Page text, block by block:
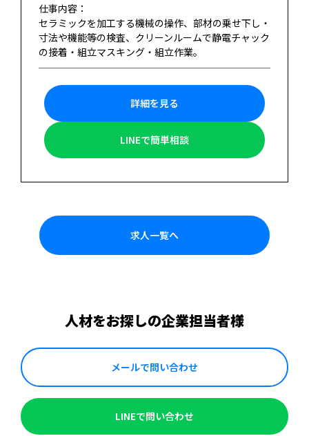
仕事内容：
セラミックを加工する機械の操作、部材の乗せ下し・
寸法や機能等の検査、クリーンルームで静電チャック
の接着・組立マスキング・組立作業。
詳細を見る
LINEで簡単相談
求人一覧へ
人材をお探しの企業担当者様
メールで問い合わせ
LINEで問い合わせ